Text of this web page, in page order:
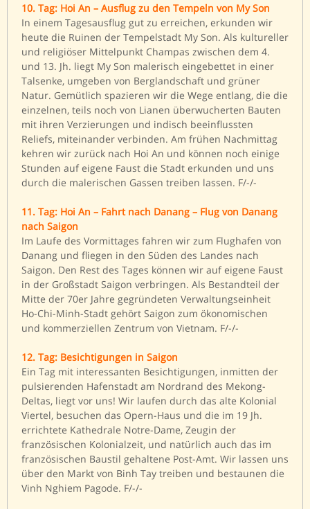
10. Tag: Hoi An – Ausflug zu den Tempeln von My Son
In einem Tagesausflug gut zu erreichen, erkunden wir
heute die Ruinen der Tempelstadt My Son. Als kultureller
und religiöser Mittelpunkt Champas zwischen dem 4.
und 13. Jh. liegt My Son malerisch eingebettet in einer
Talsenke, umgeben von Berglandschaft und grüner
Natur. Gemütlich spazieren wir die Wege entlang, die die
einzelnen, teils noch von Lianen überwucherten Bauten
mit ihren Verzierungen und indisch beeinflussten
Reliefs, miteinander verbinden. Am frühen Nachmittag
kehren wir zurück nach Hoi An und können noch einige
Stunden auf eigene Faust die Stadt erkunden und uns
durch die malerischen Gassen treiben lassen. F/-/-
11. Tag: Hoi An – Fahrt nach Danang – Flug von Danang
nach Saigon
Im Laufe des Vormittages fahren wir zum Flughafen von
Danang und fliegen in den Süden des Landes nach
Saigon. Den Rest des Tages können wir auf eigene Faust
in der Großstadt Saigon verbringen. Als Bestandteil der
Mitte der 70er Jahre gegründeten Verwaltungseinheit
Ho-Chi-Minh-Stadt gehört Saigon zum ökonomischen
und kommerziellen Zentrum von Vietnam. F/-/-
12. Tag: Besichtigungen in Saigon
Ein Tag mit interessanten Besichtigungen, inmitten der
pulsierenden Hafenstadt am Nordrand des Mekong-
Deltas, liegt vor uns! Wir laufen durch das alte Kolonial
Viertel, besuchen das Opern-Haus und die im 19 Jh.
errichtete Kathedrale Notre-Dame, Zeugin der
französischen Kolonialzeit, und natürlich auch das im
französischen Baustil gehaltene Post-Amt. Wir lassen uns
über den Markt von Binh Tay treiben und bestaunen die
Vinh Nghiem Pagode. F/-/-